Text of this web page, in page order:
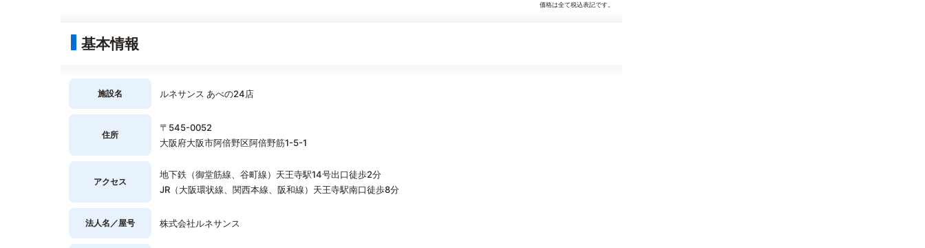
価格は全て税込表記です。
基本情報
施設名 ルネサンス あべの24店
住所
〒545-0052
大阪府大阪市阿倍野区阿倍野筋1-5-1
アクセス
地下鉄（御堂筋線、谷町線）天王寺駅14号出口徒歩2分
JR（大阪環状線、関西本線、阪和線）天王寺駅南口徒歩8分
法人名／屋号 株式会社ルネサンス